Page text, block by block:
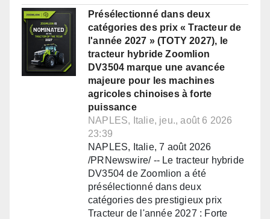
Présélectionné dans deux
catégories des prix « Tracteur de
l'année 2027 » (TOTY 2027), le
tracteur hybride Zoomlion
DV3504 marque une avancée
majeure pour les machines
agricoles chinoises à forte
puissance
NAPLES, Italie, jeu., août 6 2026
23:39
NAPLES, Italie, 7 août 2026
/PRNewswire/ -- Le tracteur hybride
DV3504 de Zoomlion a été
présélectionné dans deux
catégories des prestigieux prix
Tracteur de l'année 2027 : Forte